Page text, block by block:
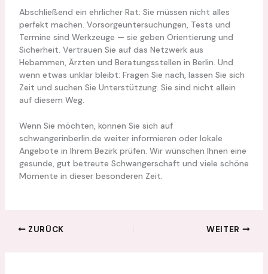
Abschließend ein ehrlicher Rat: Sie müssen nicht alles
perfekt machen. Vorsorgeuntersuchungen, Tests und
Termine sind Werkzeuge — sie geben Orientierung und
Sicherheit. Vertrauen Sie auf das Netzwerk aus
Hebammen, Ärzten und Beratungsstellen in Berlin. Und
wenn etwas unklar bleibt: Fragen Sie nach, lassen Sie sich
Zeit und suchen Sie Unterstützung. Sie sind nicht allein
auf diesem Weg.
Wenn Sie möchten, können Sie sich auf
schwangerinberlin.de weiter informieren oder lokale
Angebote in Ihrem Bezirk prüfen. Wir wünschen Ihnen eine
gesunde, gut betreute Schwangerschaft und viele schöne
Momente in dieser besonderen Zeit.
ZURÜCK WEITER